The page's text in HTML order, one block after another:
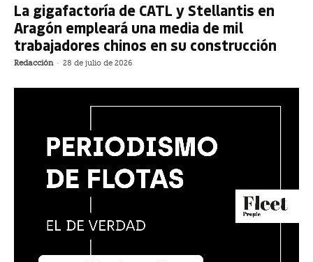
La gigafactoría de CATL y Stellantis en
Aragón empleará una media de mil
trabajadores chinos en su construcción
Redacción - 28 de julio de 2026